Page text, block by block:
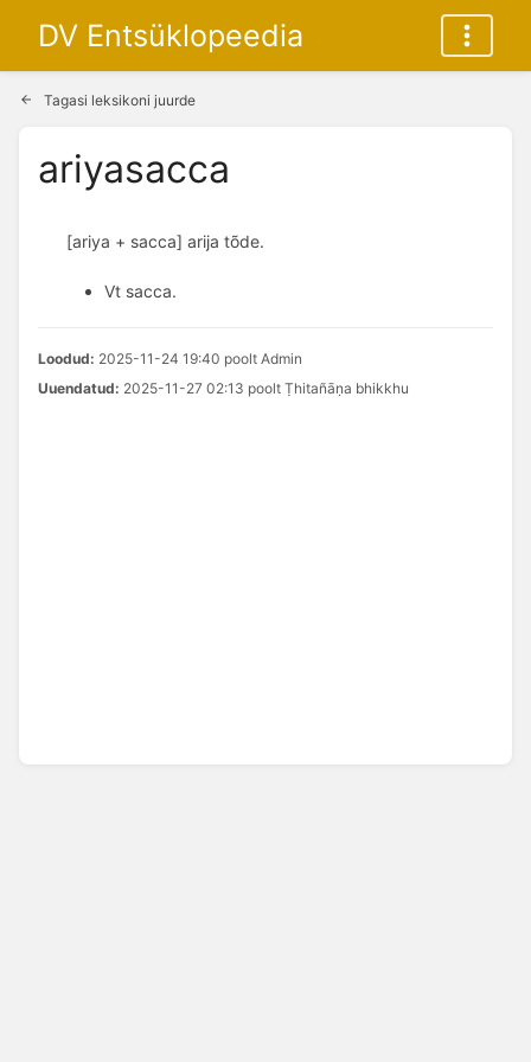
DV Entsüklopeedia
Tagasi leksikoni juurde
ariyasacca
[ariya + sacca] arija tõde.
Vt sacca.
Loodud: 2025-11-24 19:40 poolt Admin
Uuendatud: 2025-11-27 02:13 poolt Ṭhitañāṇa bhikkhu